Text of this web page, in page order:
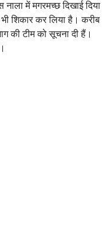
नाला में मगरमच्छ दिखाई दिया
शिकार कर लिया है। करीब
की टीम को सूचना दी हैं।